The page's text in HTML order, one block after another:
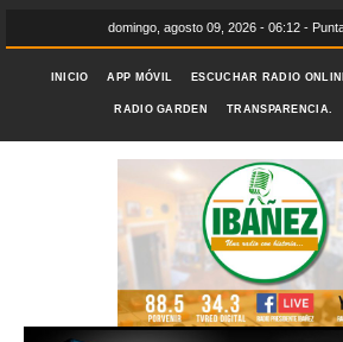
domingo, agosto 09, 2026 - 06:12 -
INICIO APP MÓVIL ESCUCHAR RADIO
RADIO GARDEN TRANSPARENCIA.